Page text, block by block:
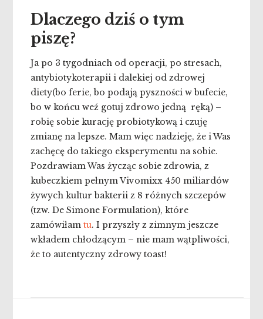
Dlaczego dziś o tym
piszę?
Ja po 3 tygodniach od operacji, po stresach,
antybiotykoterapii i dalekiej od zdrowej
diety(bo ferie, bo podają pyszności w bufecie,
bo w końcu weź gotuj zdrowo jedną ręką) –
robię sobie kurację probiotykową i czuję
zmianę na lepsze. Mam więc nadzieję, że i Was
zachęcę do takiego eksperymentu na sobie.
Pozdrawiam Was życząc sobie zdrowia, z
kubeczkiem pełnym Vivomixx 450 miliardów
żywych kultur bakterii z 8 różnych szczepów
(tzw. De Simone Formulation), które
zamówiłamtu. I przyszły z zimnym jeszcze
wkładem chłodzącym – nie mam wątpliwości,
że to autentyczny zdrowy toast!